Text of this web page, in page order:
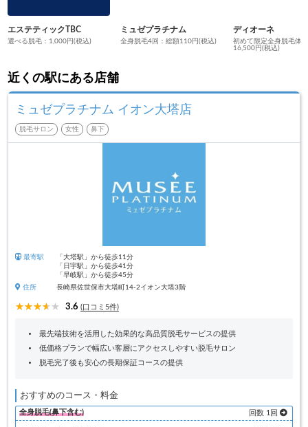
エステティックTBC
選べる脱毛：1,000円(税込)
ミュゼプラチナム
全身脱毛4回：総額110円(税込)
ディオーネ
初めて限定全身脱毛体
16,500円(税込)
近くの駅にある店舗
ミュゼプラチナム イオン大塔店
脱毛サロン 女性 鼻下
最寄駅
「大塔駅」から徒歩11分
「日宇駅」から徒歩41分
「早岐駅」から徒歩45分
住所
長崎県佐世保市大塔町14-2イオン大塔3階
3.6 (口コミ5件)
最先端技術を活用した効果的な高品質脱毛サービスの提供
低価格プランで幅広い客層にアクセスしやすい脱毛サロン
脱毛完了後も安心の長期保証コースの提供
おすすめのコース・料金
全身脱毛(鼻下含む) 回数 1回